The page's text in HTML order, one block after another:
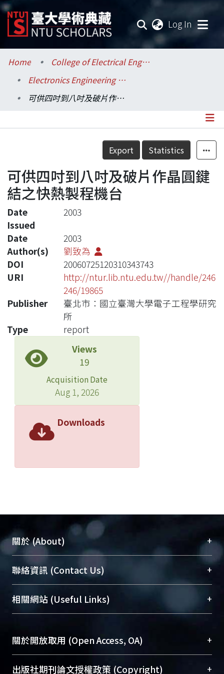
Log In
Communities & Collections
Research Outputs
Statistics
Home
College of Electrical Engineering and Computer Science / 電機資訊學院
Electronics Engineering / 電子工程學研究所
可供四吋到八吋及破片作晶圓鍵結之快熱製程機台
Details
Export Statistics
可供四吋到八吋及破片作晶圓鍵
結之快熱製程機台
Date
Issued
2003
Date
2003
Author(s)
劉致為
DOI
20060725120310343743
URI
http://ntur.lib.ntu.edu.tw//handle/246
246/19865
Publisher
臺北市：國立臺灣大學電子工程學研究
所
Type
report
Views
19
Acquisition Date
Aug 1, 2026
Downloads
關於 (About) +
臺大位居世界頂尖大學之列，為永久珍藏及向國際
展現本校豐碩的研究成果及學術能量，圖書館整合
機構典藏（NTUR）與學術庫（AH）不同功能平
台，成為臺大學術典藏NTU scholars。期能整合研
究能量、促進交流合作、保存學術產出、推廣研究
成果。
To permanently archive and promote researcher
profiles and scholarly works, Library integrates the
聯絡資訊 (Contact Us) +
總館學科館員(Main Library)
醫學圖書館學科館員(Medical Library)
Sciences Library)
相關網站 (Useful Links) +
關於開放取用 (Open Access, OA) +
開放取用是從使用者角度提升資訊取用性的社會運
出版社期刊論文授權政策 (Copyright) +